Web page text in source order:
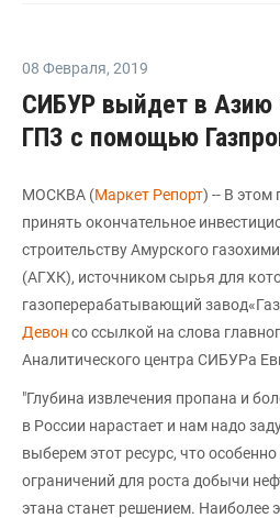
08 Февраля, 2019
СИБУР выйдет в Азию
ГПЗ с помощью
МОСКВА (Маркет Репорт) -- В этом
принять окончательное
строительству Амурского
(АГХК), источником сырья для
газоперерабатывающий
Девон со ссылкой на слова
Аналитического центра СИБУРа
"Глубина извлечения пропана и
в России нарастает и нам надо
выберем этот ресурс, что
ограничений для роста добычи
этана станет решением.